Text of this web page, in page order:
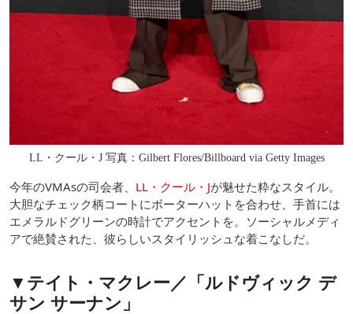
LL・クール・J 写真：Gilbert Flores/Billboard via Getty Images
今年のVMAsの司会者、 LL・クール・Jが魅せた粋なスタイル。
大胆なチェック柄コートにボーターハットを合わせ、手首には
エメラルドグリーンの時計でアクセントを。ソーシャルメディ
アで絶賛された、彼らしいスタイリッシュな着こなしだ。
▼テイト・マクレー／「ルドヴィック デ
サン サーナン」